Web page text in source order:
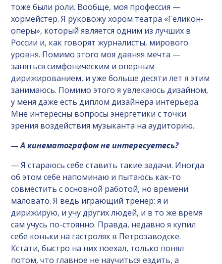
тоже были роли. Вообще, моя профессия —
хормейстер. Я руковожу хором театра «Геликон-
оперы», который является одним из лучших в
России и, как говорят журналисты, мирового
уровня. Помимо этого моя давняя мечта —
заняться симфоническим и оперным
дирижированием, и уже больше десяти лет я этим
занимаюсь. Помимо этого я увлекаюсь дизайном,
у меня даже есть диплом дизайнера интерьера.
Мне интересны вопросы энергетики с точки
зрения воздействия музыканта на аудиторию.
— А кинематографом не интересуетесь?
— Я стараюсь себе ставить такие задачи. Иногда
об этом себе напоминаю и пытаюсь как-то
совместить с основной работой, но времени
маловато. Я ведь играющий тренер: я и
дирижирую, и учу других людей, и в то же время
сам учусь по-стоянно. Правда, недавно я купил
себе коньки на гастролях в Петрозаводске.
Кстати, быстро на них поехал, только понял
потом, что главное не научиться ездить, а